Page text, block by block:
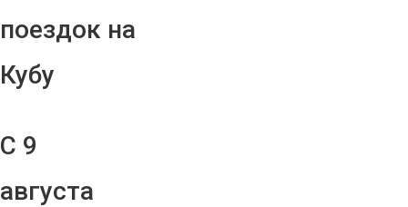
поездок на
Кубу
С 9
августа